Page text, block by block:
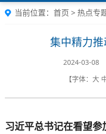
当前位置： 首页 > 热点专
集中精力
2024-03-08
【字体： 大
习近平总书记在看望